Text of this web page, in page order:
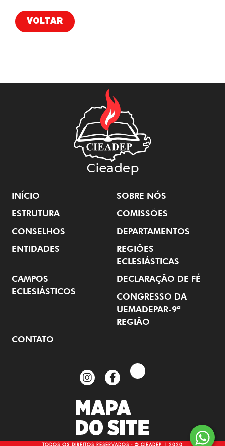
VOLTAR
INÍCIO
SOBRE NÓS
ESTRUTURA
COMISSÕES
CONSELHOS
DEPARTAMENTOS
ENTIDADES
REGIÕES
ECLESIÁSTICAS
CAMPOS
ECLESIÁSTICOS
DECLARAÇÃO DE FÉ
CONGRESSO DA
UEMADEPAR-9ª
REGIÃO
CONTATO